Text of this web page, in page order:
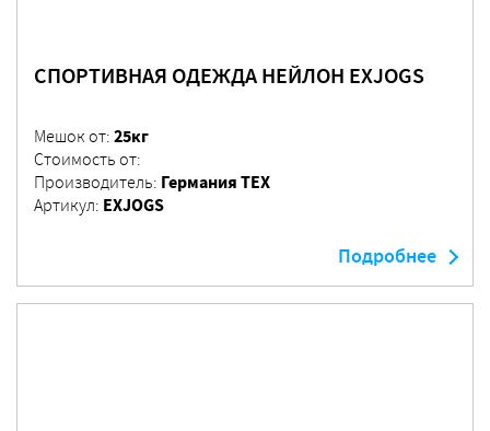
СПОРТИВНАЯ ОДЕЖДА НЕЙЛОН EXJOGS
Мешок от: 25кг
Стоимость от:
Производитель: Германия ТЕХ
Артикул: EXJOGS
Подробнее